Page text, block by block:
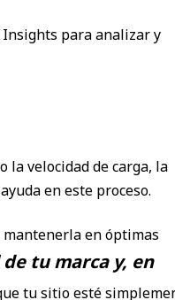
Insights para analizar y
la velocidad de carga, la
en este proceso.
en óptimas
tu marca y, en
tu sitio esté